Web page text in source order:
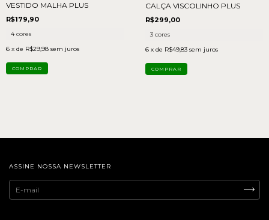
VESTIDO MALHA PLUS
R$179,90
4 cores
6 x de R$29,98 sem juros
COMPRAR
CALÇA VISCOLINHO PLUS
R$299,00
3 cores
6 x de R$49,83 sem juros
COMPRAR
ASSINE NOSSA NEWSLETTER